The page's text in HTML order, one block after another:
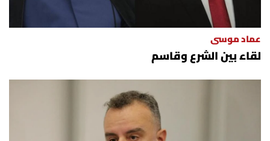
شروط الاستخدام
شروط الإشتراك
Digital solutions by
عماد موسى
لقاء بين الشرع وقاسم